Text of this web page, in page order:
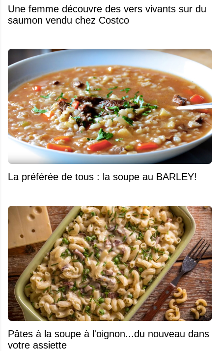
Une femme découvre des vers vivants sur du
saumon vendu chez Costco
La préférée de tous : la soupe au BARLEY!
Pâtes à la soupe à l'oignon...du nouveau dans
votre assiette